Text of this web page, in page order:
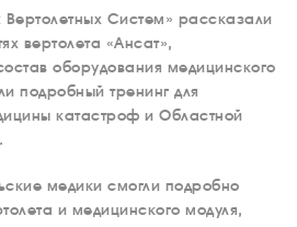
Систем» рассказали
вертолета «Ансат»,
оборудования медицинского
подробный тренинг для
катастроф и Областной
медики смогли подробно
и медицинского модуля,